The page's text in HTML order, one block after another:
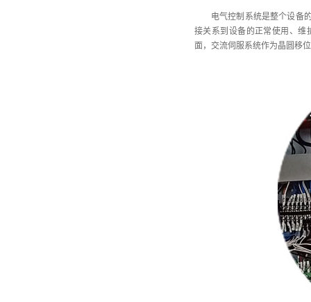
电气控制系统是整个设备
接关系到设备的正常使用、维
面，交流伺服系统作为晶圆移